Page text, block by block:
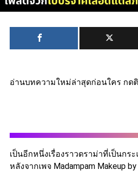
อ่านบทความใหม่ล่าสุดก่อนใคร กดติ
เป็นอีกหนึ่งเรื่องราวดราม่าที่เป็นกร
หลังจากเพจ Madampam Makeup